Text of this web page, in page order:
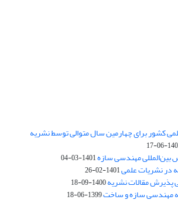
کشور برای چهارمین سال متوالی توسط نشریه
1402-
مهندسی سازه1401-03-04
در نشریات علمی1401-02-26
مقالات نشریه1400-09-18
1399-06-18